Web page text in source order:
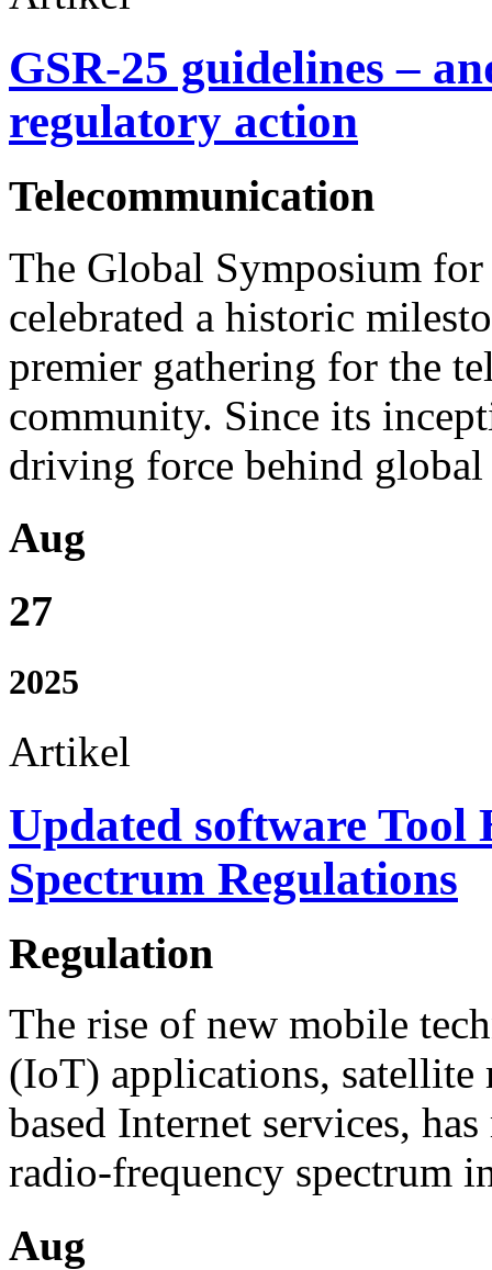
GSR-25 guidelines –
regulatory action
Telecommunication
The Global Symposium
celebrated a historic
premier gathering for the
community. Since its
driving force behind
Aug
27
2025
Artikel
Updated software Tool
Spectrum Regulations
Regulation
The rise of new mobile
(IoT) applications, satellite
based Internet services,
radio-frequency spectrum
Aug